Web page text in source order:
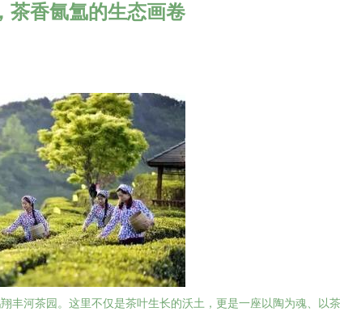
茶香氤氲的生态画卷
河茶园。这里不仅是茶叶生长的沃土，更是一座以陶为魂、以